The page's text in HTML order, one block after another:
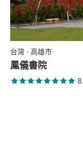
台灣 · 高雄市
鳳儀書院